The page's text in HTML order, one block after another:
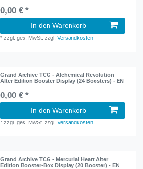
0,00 € *
In den Warenkorb
*zzgl. ges. MwSt. zzgl.Versandkosten
Grand Archive TCG - Alchemical Revolution
Alter Edition Booster Display (24 Boosters) - EN
0,00 € *
In den Warenkorb
*zzgl. ges. MwSt. zzgl.Versandkosten
Grand Archive TCG - Mercurial Heart Alter
Edition Booster-Box Display (20 Booster) - EN